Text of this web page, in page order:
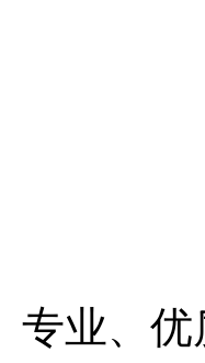
专业、